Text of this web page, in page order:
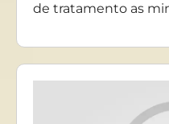
de tratamento as